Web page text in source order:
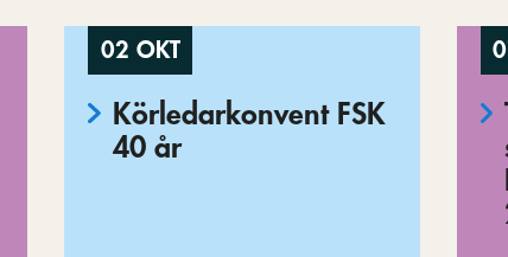
02 OKT
Körledarkonvent FSK
40 år